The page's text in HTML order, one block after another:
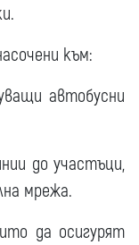
към:
автобусни
до участъци,
мрежа.
да осигурят